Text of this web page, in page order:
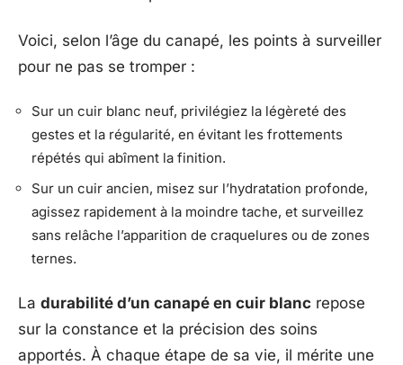
Voici, selon l’âge du canapé, les points à surveiller
pour ne pas se tromper :
Sur un cuir blanc neuf, privilégiez la légèreté des
gestes et la régularité, en évitant les frottements
répétés qui abîment la finition.
Sur un cuir ancien, misez sur l’hydratation profonde,
agissez rapidement à la moindre tache, et surveillez
sans relâche l’apparition de craquelures ou de zones
ternes.
La durabilité d’un canapé en cuir blanc repose
sur la constance et la précision des soins
apportés. À chaque étape de sa vie, il mérite une